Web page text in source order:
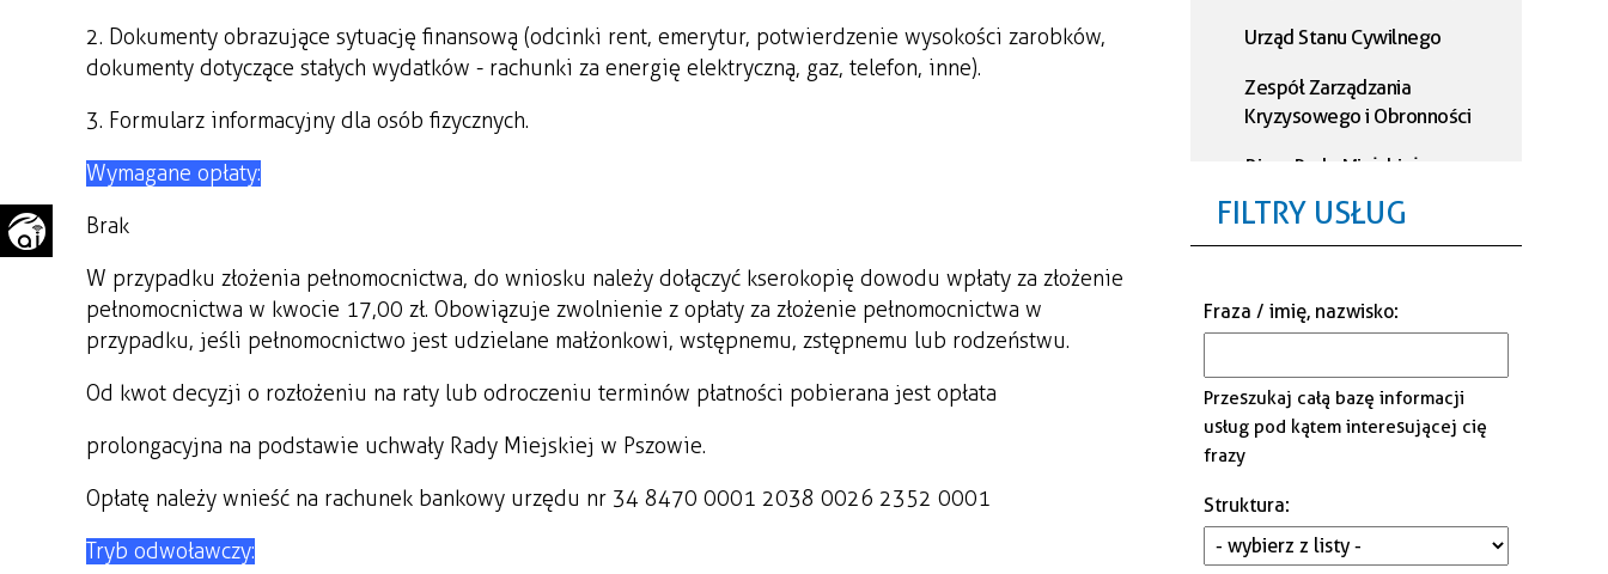
2. Dokumenty obrazujące sytuację finansową (odcinki rent, emerytur, potwierdzenie wysokości zarobków,
dokumenty dotyczące stałych wydatków - rachunki za energię elektryczną, gaz, telefon, inne).
3. Formularz informacyjny dla osób fizycznych.
Wymagane opłaty:
Brak
W przypadku złożenia pełnomocnictwa, do wniosku należy dołączyć kserokopię dowodu wpłaty za złożenie
pełnomocnictwa w kwocie 17,00 zł. Obowiązuje zwolnienie z opłaty za złożenie pełnomocnictwa w
przypadku, jeśli pełnomocnictwo jest udzielane małżonkowi, wstępnemu, zstępnemu lub rodzeństwu.
Od kwot decyzji o rozłożeniu na raty lub odroczeniu terminów płatności pobierana jest opłata
prolongacyjna na podstawie uchwały Rady Miejskiej w Pszowie.
Opłatę należy wnieść na rachunek bankowy urzędu nr 34 8470 0001 2038 0026 2352 0001
Tryb odwoławczy:
Urząd Stanu Cywilnego
Zespół Zarządzania
Kryzysowego i Obronności
Biuro Rady Miejskiej
Referat Podatkowy
Referat Administracji i
Gminna Komisja Rozwiązywania
Problemów Alkoholowych i
Przeciwdziałania Narkomanii
FILTRY USŁUG
Fraza / imię, nazwisko:
Przeszukaj całą bazę informacji
usług pod kątem interesującej cię
frazy
Struktura: